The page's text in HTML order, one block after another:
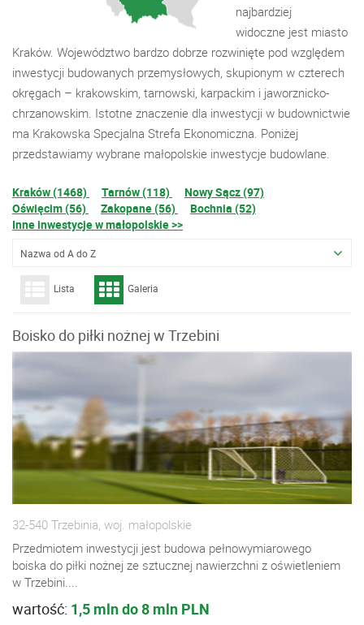
najbardziej
widoczne jest miasto
Kraków. Województwo bardzo dobrze rozwinięte pod względem
inwestycji budowanych przemysłowych, skupionym w czterech
okręgach – krakowskim, tarnowski, karpackim i jaworznicko-
chrzanowskim. Istotne znaczenie dla inwestycji w budownictwie
ma Krakowska Specjalna Strefa Ekonomiczna. Poniżej
przedstawiamy wybrane małopolskie inwestycje budowlane.
Kraków (1468) Tarnów (118)
Nowy Sącz (97)
Oświęcim (56)
Zakopane (56)
Bochnia (52)
Inne inwestycje w małopolskie >>
Nazwa od A do Z
Lista Galeria
Boisko do piłki nożnej w Trzebini
32-540 Trzebinia, woj. małopolskie
Przedmiotem inwestycji jest budowa pełnowymiarowego
boiska do piłki nożnej ze sztucznej nawierzchni z oświetleniem
w Trzebini....
wartość: 1,5 mln do 8 mln PLN